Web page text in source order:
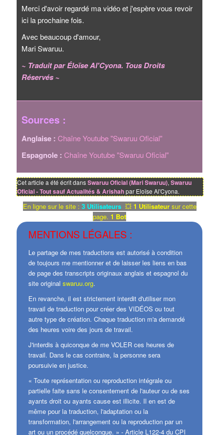
Merci d'avoir regardé ma vidéo et j'espère vous revoir
ici la prochaine fois.
Avec beaucoup d'amour,
Mari Swaruu.
~ Traduit par Éloïse Al'Cyona. Tous Droits
Réservés ~
Sources :
Anglaise : Chaîne Youtube "Swaruu Oficial"
Espagnole : Chaîne Youtube "Swaruu Oficial"
Cet article a été écrit dansSwaruu Oficial (Mari Swaruu),Swaruu
Oficial - Tout sauf Actualités & Arishahpar Eloïse Al'Cyona.
En ligne sur le site : 3 Utilisateurs 💥 1 Utilisateursur cette
page. 1 Bot
MENTIONS LÉGALES :
Le partage de mes traductions est autorisé à condition
de toujours me mentionner et de laisser les liens en bas
de page des transcripts originaux anglais et espagnol du
site originalswaruu.org.
En revanche, il est strictement interdit d'utiliser mon
travail de traduction pour créer des VIDÉOS ou tout
autre type de création. Chaque traduction m'a demandé
des heures voire des jours de travail.
J'interdis à quiconque de me VOLER ces heures de
travail. Dans le cas contraire, la personne sera
poursuivie en justice.
« Toute représentation ou reproduction intégrale ou
partielle faite sans le consentement de l'auteur ou de ses
ayants droit ou ayants cause est illicite. Il en est de
même pour la traduction, l'adaptation ou la
transformation, l'arrangement ou la reproduction par un
art ou un procédé quelconque. » - Article L122-4 du CPI